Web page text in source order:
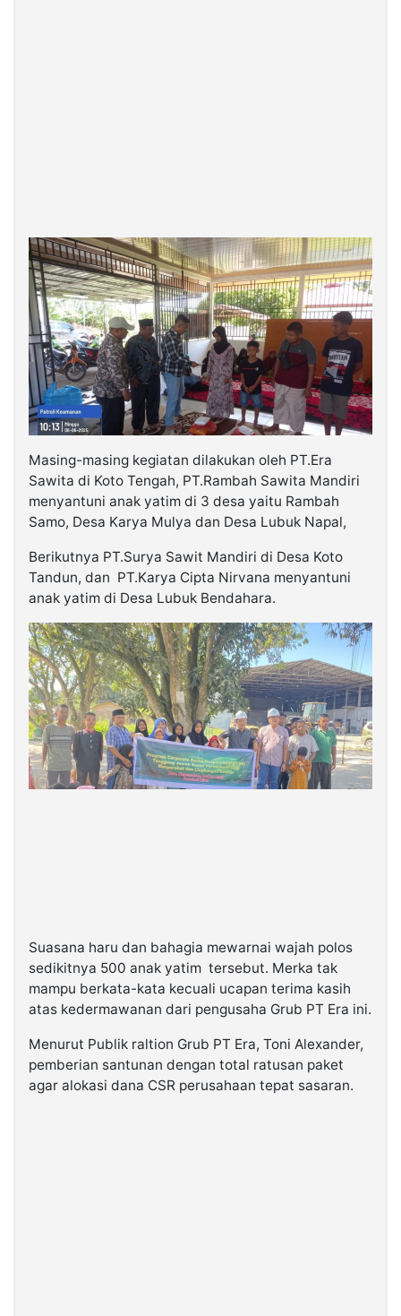
Masing-masing kegiatan dilakukan oleh PT.Era
Sawita di Koto Tengah, PT.Rambah Sawita Mandiri
menyantuni anak yatim di 3 desa yaitu Rambah
Samo, Desa Karya Mulya dan Desa Lubuk Napal,
Berikutnya PT.Surya Sawit Mandiri di Desa Koto
Tandun, dan PT.Karya Cipta Nirvana menyantuni
anak yatim di Desa Lubuk Bendahara.
Suasana haru dan bahagia mewarnai wajah polos
sedikitnya 500 anak yatim tersebut. Merka tak
mampu berkata-kata kecuali ucapan terima kasih
atas kedermawanan dari pengusaha Grub PT Era ini.
Menurut Publik raltion Grub PT Era, Toni Alexander,
pemberian santunan dengan total ratusan paket
agar alokasi dana CSR perusahaan tepat sasaran.